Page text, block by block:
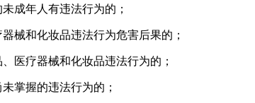
成年人有违法行为的；
械和化妆品违法行为危害后果的；
医疗器械和化妆品违法行为的；
掌握的违法行为的；